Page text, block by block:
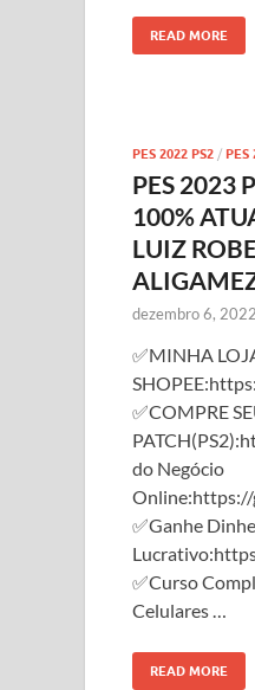
READ MORE
PES 2022 PS2 / PES
PES 2023
100%
LUIZ
dezembro 6, 2022
✅MINHA
✅COMPRE
do Negócio
✅Ganhe
✅Curso
Celulares …
READ MORE